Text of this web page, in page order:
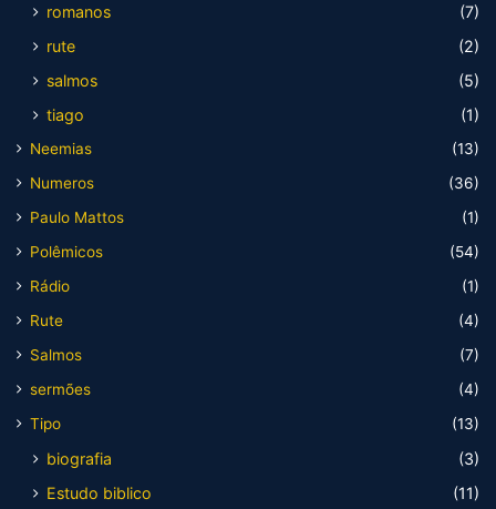
romanos
(7)
rute
(2)
salmos
(5)
tiago
(1)
Neemias
(13)
Numeros
(36)
Paulo Mattos
(1)
Polêmicos
(54)
Rádio
(1)
Rute
(4)
Salmos
(7)
sermões
(4)
Tipo
(13)
biografia
(3)
Estudo biblico
(11)